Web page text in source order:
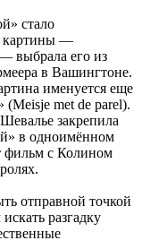
стало
картины —
выбрала его из
в Вашингтоне.
именуется еще
met de parel).
закрепила
в одноимённом
фильм с Колином
отправной точкой
разгадку